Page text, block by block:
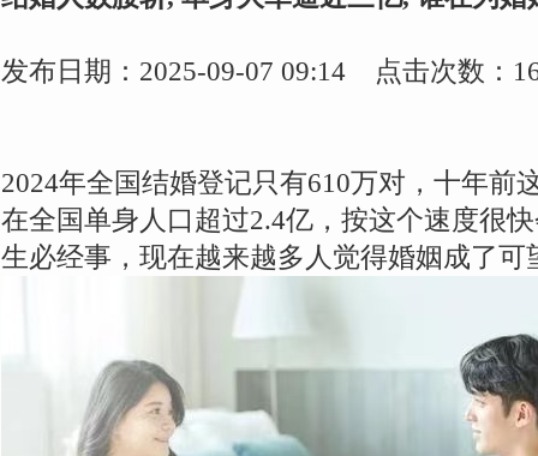
发布日期：2025-09-07 09:14 点击次数：
2024年全国结婚登记只有610万对，十年前
在全国单身人口超过2.4亿，按这个速度很
生必经事，现在越来越多人觉得婚姻成了可